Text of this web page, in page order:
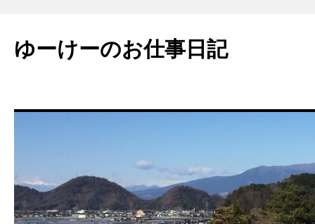
ゆーけーのお仕事日記